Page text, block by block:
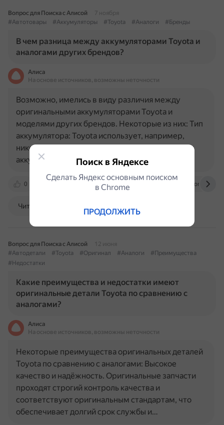
Вопрос для Поиска с Алисой
7 ноября
#Автотовары
#Аккумуляторы #Toyota #Аналоги #Бренды
В чем разница между аккумуляторами Toyota и
аналогами других брендов?
Алиса
На основе источников, возможны неточности
0 mechanics.stackexchange.com
Возможно, имелись в виду различия между
оригинальными аккумуляторами Toyota и
моделями других брендов. Некоторые из них: Тип
аккумулятора: Toyota использует, например,
никель-металлогидридные модели для тяговых
аккумуляторов. Для гибридных…
Читать далее
Вопрос для Поиска с Алисой
12 июня
#Автодетали
#Toyota #Оригинал #Аналоги
#Преимущества
#Недостатки
Какие преимущества и недостатки имеют
оригинальные детали Toyota по сравнению с
аналогами?
Алиса
На основе источников, возможны неточности
Некоторые преимущества оригинальных деталей
Toyota по сравнению с аналогами: Высокое
качество и надёжность. Оригинальные запчасти
проходят строгий контроль качества и
соответствуют оригинальным стандартам, что
обеспечивает долгий срок службы и…
Поиск в Яндексе
Сделать Яндекс основным поиском
в Сhrome
ПРОДОЛЖИТЬ